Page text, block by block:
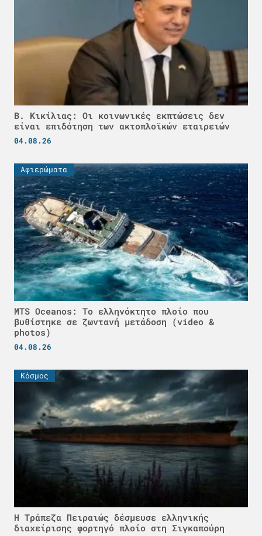
Β. Κικίλιας: Οι κοινωνικές εκπτώσεις δεν
είναι επιδότηση των ακτοπλοϊκών εταιρειών
04.08.26
Αφιερώματα
MTS Oceanos: Το ελληνόκτητο πλοίο που
βυθίστηκε σε ζωντανή μετάδοση (video &
photos)
04.08.26
Κόσμος
Η Τράπεζα Πειραιώς δέσμευσε ελληνικής
διαχείρισης φορτηγό πλοίο στη Σιγκαπούρη